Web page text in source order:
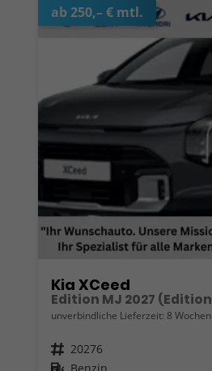
ab 250,– € mtl.
Kia XCeed
unverbindliche Lieferzeit:8 Wochen
Fahrzeugnr. 20276